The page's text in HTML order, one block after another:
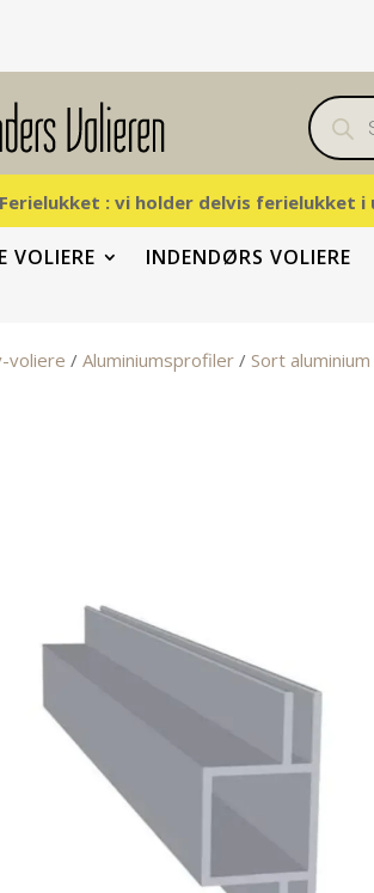
search
Ferielukket : vi holder delvis ferielukket
VOLIERE INDENDØRS VOLIERE
voliere /Aluminiumsprofiler / Sort aluminium